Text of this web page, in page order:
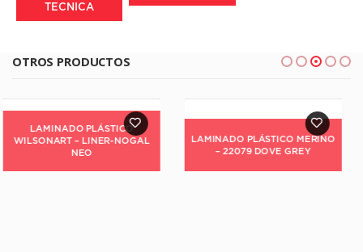
TECNICA
OTROS PRODUCTOS
LAMINADO PLÁSTICO MERINO
– 22079 DOVE GREY